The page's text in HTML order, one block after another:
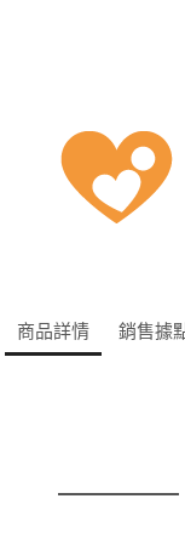
商品詳情 銷售據